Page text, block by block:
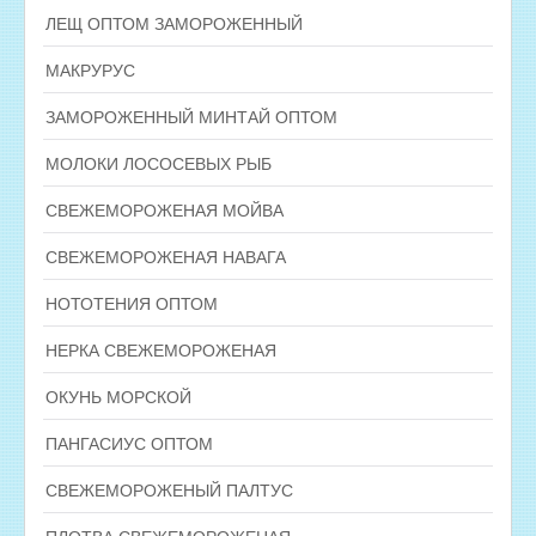
ЛЕЩ ОПТОМ ЗАМОРОЖЕННЫЙ
МАКРУРУС
ЗАМОРОЖЕННЫЙ МИНТАЙ ОПТОМ
МОЛОКИ ЛОСОСЕВЫХ РЫБ
СВЕЖЕМОРОЖЕНАЯ МОЙВА
СВЕЖЕМОРОЖЕНАЯ НАВАГА
НОТОТЕНИЯ ОПТОМ
НЕРКА СВЕЖЕМОРОЖЕНАЯ
ОКУНЬ МОРСКОЙ
ПАНГАСИУС ОПТОМ
СВЕЖЕМОРОЖЕНЫЙ ПАЛТУС